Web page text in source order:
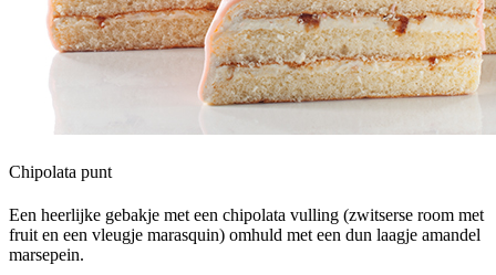
Chipolata punt
Een heerlijke gebakje met een chipolata vulling (zwitserse room met
fruit en een vleugje marasquin) omhuld met een dun laagje amandel
marsepein.